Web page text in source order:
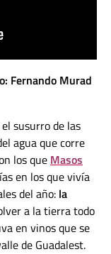
Fernando Murad
susurro de las
agua que corre
los que Masos
en los que vivía
del año: la
a la tierra todo
en vinos que se
de Guadalest.